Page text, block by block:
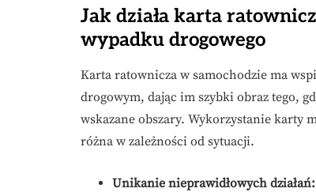
Jak działa karta
wypadku drogowego
Karta ratownicza w samochodzie ma
drogowym, dając im szybki obraz tego,
wskazane obszary. Wykorzystanie karty
różna w zależności od sytuacji.
Unikanie nieprawidłowych działań: